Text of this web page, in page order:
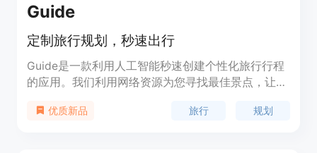
Guide
定制旅行规划，秒速出行
Guide是一款利用人工智能秒速创建个性化旅行行程
的应用。我们利用网络资源为您寻找最佳景点，让您
Guide还支持团体旅行规划，提供实时旅行信息和警
优质新品 旅行 规划